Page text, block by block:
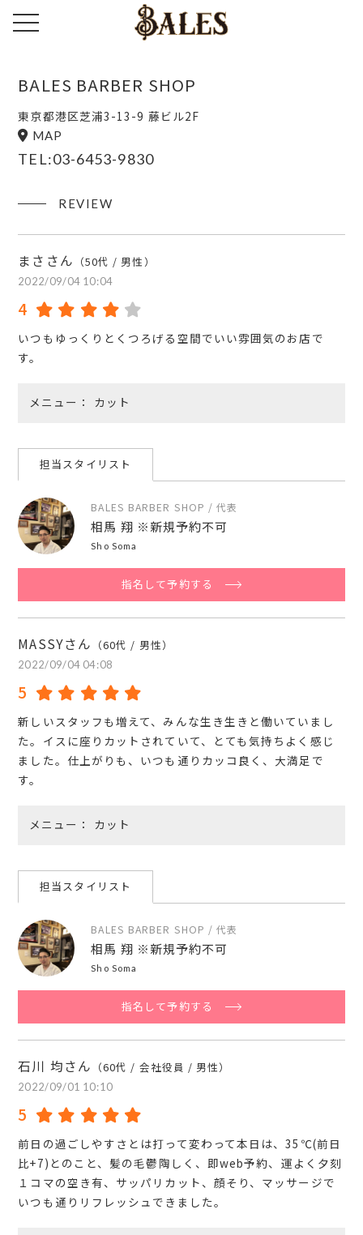
toggle navigation
BALES BARBER SHOP
東京都港区芝浦3-13-9 藤ビル2F
MAP
TEL:03-6453-9830
REVIEW
まささん （50代 / 男性）
2022/09/04 10:04
4
いつもゆっくりとくつろげる空間でいい雰囲気のお店で
す。
メニュー カット
担当スタイリスト
BALES BARBER SHOP / 代表
相馬 翔 ※新規予約不可
Sho Soma
指名して予約する
MASSYさん （60代 / 男性）
2022/09/04 04:08
5
新しいスタッフも増えて、みんな生き生きと働いていまし
た。イスに座りカットされていて、とても気持ちよく感じ
ました。仕上がりも、いつも通りカッコ良く、大満足で
す。
メニュー カット
担当スタイリスト
BALES BARBER SHOP / 代表
相馬 翔 ※新規予約不可
Sho Soma
指名して予約する
石川 均さん （60代 / 会社役員 / 男性）
2022/09/01 10:10
5
前日の過ごしやすさとは打って変わって本日は、35℃(前日
比+7)とのこと、髪の毛鬱陶しく、即web予約、運よく夕刻
１コマの空き有、サッパリカット、顔そり、マッサージで
いつも通りリフレッシュできました。